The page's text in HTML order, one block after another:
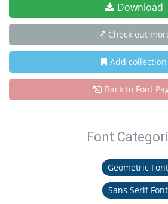
Download
Check out
Add collection
Back to Font
Font
Geometric
Sans Serif